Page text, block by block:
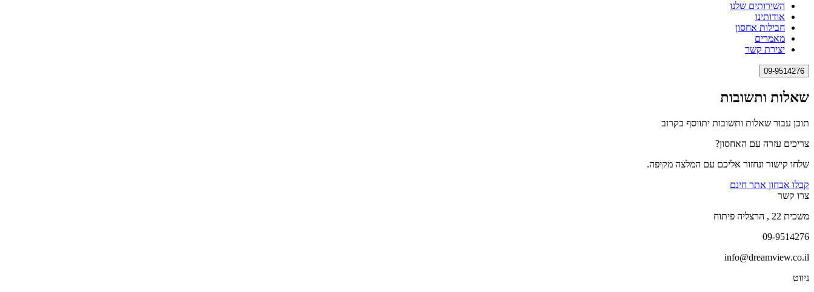
השירותים שלנו
אודותינו
חבילות אחסון
מאמרים
יצירת קשר
09-9514276
שאלות ותשובות
תוכן עבור שאלות ותשובות יתווסף בקרוב
צריכים עזרה עם האחסון?
שלחו קישור ונחזור אליכם עם המלצה מקיפה.
קבלו אבחון אתר חינם
צרו קשר
משכית 22 , הרצליה פיתוח
09-9514276
info@dreamview.co.il
ניווט